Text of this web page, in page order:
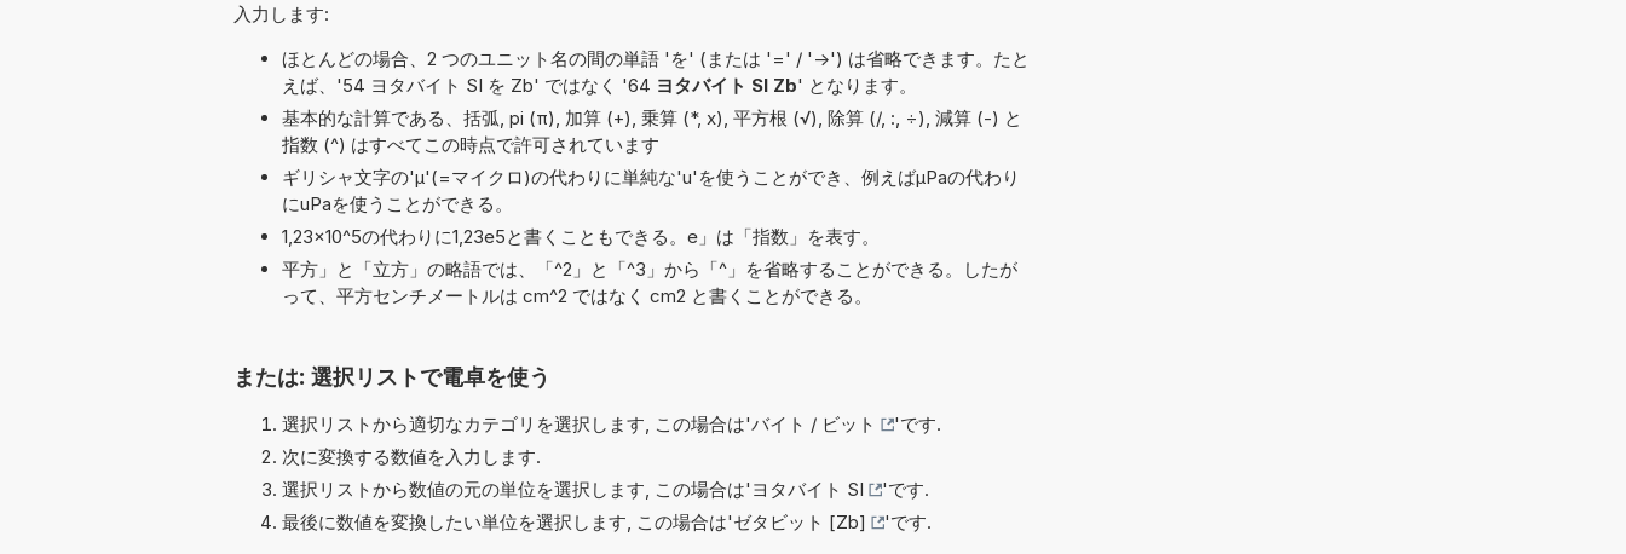
入力します:
ほとんどの場合、2 つのユニット名の間の単語 'を' (または '=' / '->') は省略できます。たと
えば、'54 ヨタバイト SI を Zb' ではなく '64 ヨタバイト SI Zb' となります。
基本的な計算である、括弧, pi (π), 加算 (+), 乗算 (*, x), 平方根 (√), 除算 (/, :, ÷), 減算 (-) と
指数 (^) はすべてこの時点で許可されています
ギリシャ文字の'μ'(=マイクロ)の代わりに単純な'u'を使うことができ、例えばµPaの代わり
にuPaを使うことができる。
1,23×10^5の代わりに1,23e5と書くこともできる。e」は「指数」を表す。
平方」と「立方」の略語では、「^2」と「^3」から「^」を省略することができる。したが
って、平方センチメートルは cm^2 ではなく cm2 と書くことができる。
または: 選択リストで電卓を使う
選択リストから適切なカテゴリを選択します, この場合は'バイト / ビット
'です.
次に変換する数値を入力します.
選択リストから数値の元の単位を選択します, この場合は' ヨタバイト SI
'です.
最後に数値を変換したい単位を選択します, この場合は'ゼタビット [Zb] 'です.